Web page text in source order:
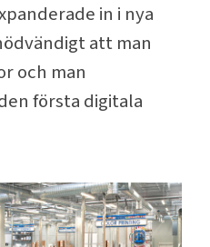
in i nya
att man
och man
första digitala